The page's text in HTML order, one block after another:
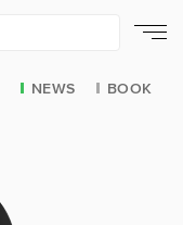
NEWS BOOK